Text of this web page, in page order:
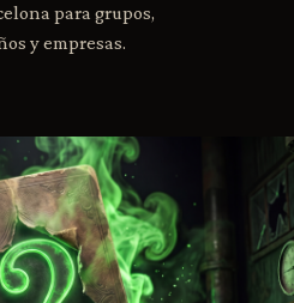
para grupos,
y empresas.